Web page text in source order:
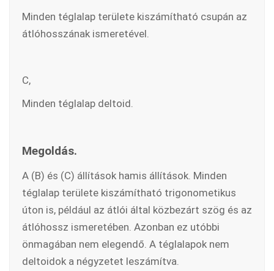
Minden téglalap területe kiszámítható csupán az
átlóhosszának ismeretével.
C,
Minden téglalap deltoid.
Megoldás.
A (B) és (C) állítások hamis állítások. Minden
téglalap területe kiszámítható trigonometikus
úton is, például az átlói által közbezárt szög és az
átlóhossz ismeretében. Azonban ez utóbbi
önmagában nem elegendő. A téglalapok nem
deltoidok a négyzetet leszámítva.